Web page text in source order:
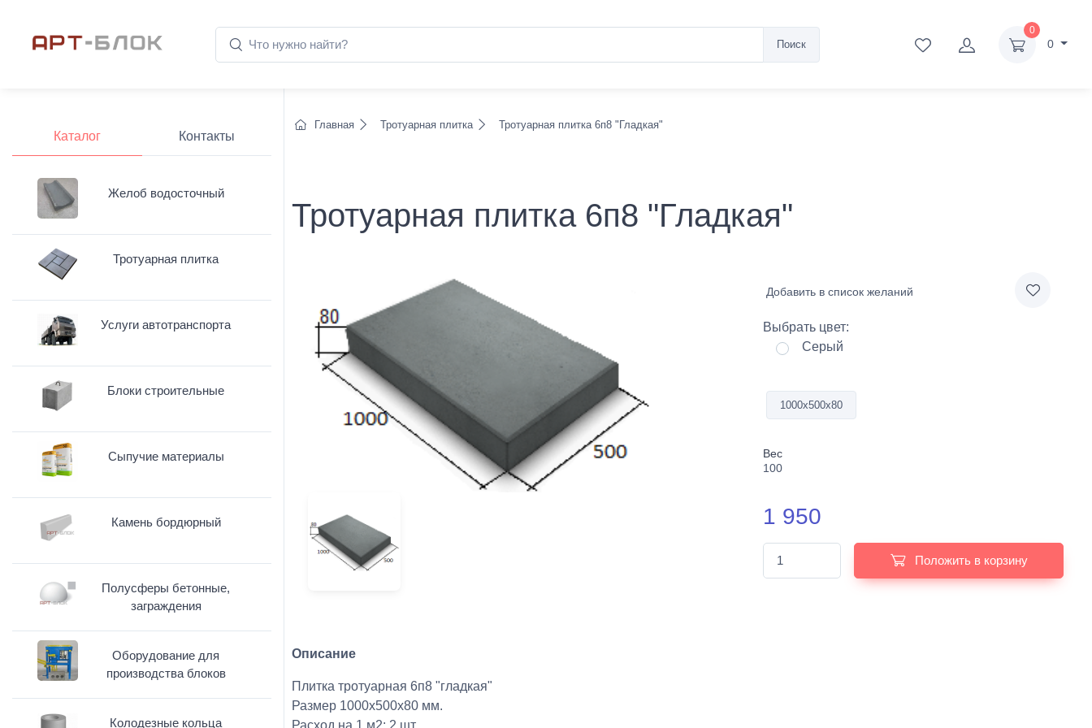
Поиск
0
0
Главная Тротуарная плитка Тротуарная плитка 6п8 "Гладкая"
Тротуарная плитка 6п8 "Гладкая"
Добавить в список желаний
Выбрать цвет:
Серый
1000х500х80
Вес
100
1 950
Положить в корзину
Описание
Плитка тротуарная 6п8 "гладкая"
Размер 1000х500х80 мм.
Расход на 1 м2: 2 шт.
Каталог Контакты
Желоб водосточный
Тротуарная плитка
Услуги автотранспорта
Блоки строительные
Сыпучие материалы
Камень бордюрный
Полусферы бетонные,
заграждения
Оборудование для
производства блоков
Колодезные кольца